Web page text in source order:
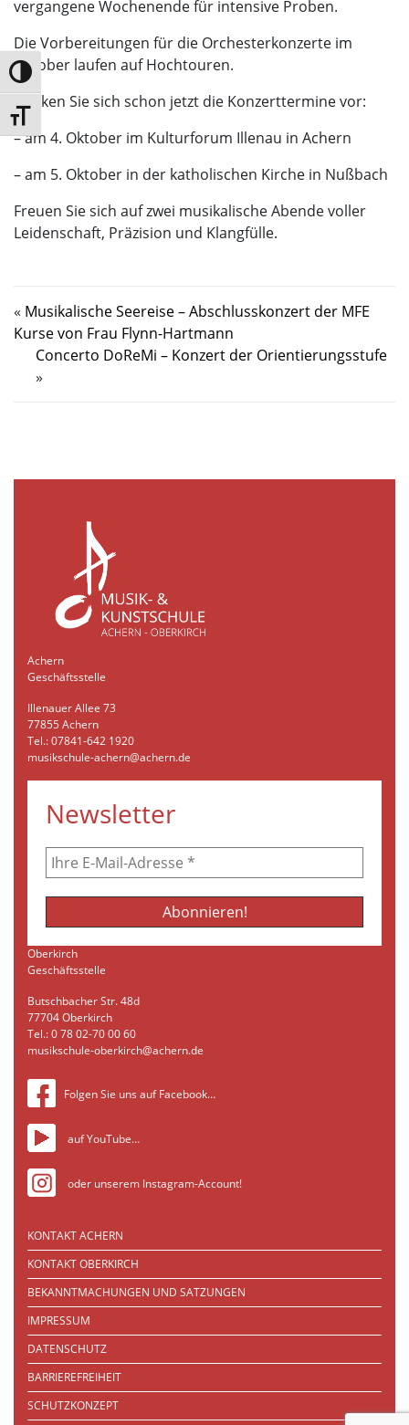
Umschalten auf hohe Kontraste
Schrift vergrößern
vergangene Wochenende für intensive Proben.
Die Vorbereitungen für die Orchesterkonzerte im
Oktober laufen auf Hochtouren.
Merken Sie sich schon jetzt die Konzerttermine vor:
– am 4. Oktober im Kulturforum Illenau in Achern
– am 5. Oktober in der katholischen Kirche in Nußbach
Freuen Sie sich auf zwei musikalische Abende voller
Leidenschaft, Präzision und Klangfülle.
« Musikalische Seereise – Abschlusskonzert der MFE
Kurse von Frau Flynn-Hartmann
Concerto DoReMi – Konzert der Orientierungsstufe
»
Achern
Geschäftsstelle
Illenauer Allee 73
77855 Achern
Tel.: 07841-642 1920
musikschule-achern@achern.de
Newsletter
Oberkirch
Geschäftsstelle
Butschbacher Str. 48d
77704 Oberkirch
Tel.: 0 78 02-70 00 60
musikschule-oberkirch@achern.de
Folgen Sie uns auf Facebook…
auf YouTube…
oder unserem Instagram-Account!
KONTAKT ACHERN
KONTAKT OBERKIRCH
BEKANNTMACHUNGEN UND SATZUNGEN
IMPRESSUM
DATENSCHUTZ
BARRIEREFREIHEIT
SCHUTZKONZEPT